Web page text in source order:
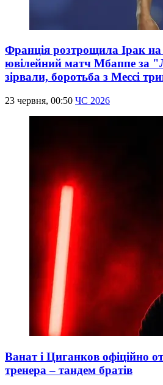
Франція розтрощила Ірак
ювілейний матч Мбаппе за
зірвали, боротьба з Мессі
23 червня, 00:50 ЧС 2026
Ванат і Циганков офіційно
тренера – тандем братів